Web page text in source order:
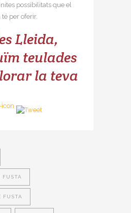
possibilitats que el
té per oferir.
Lleida,
teulades
la teva
FUSTA
FUSTA